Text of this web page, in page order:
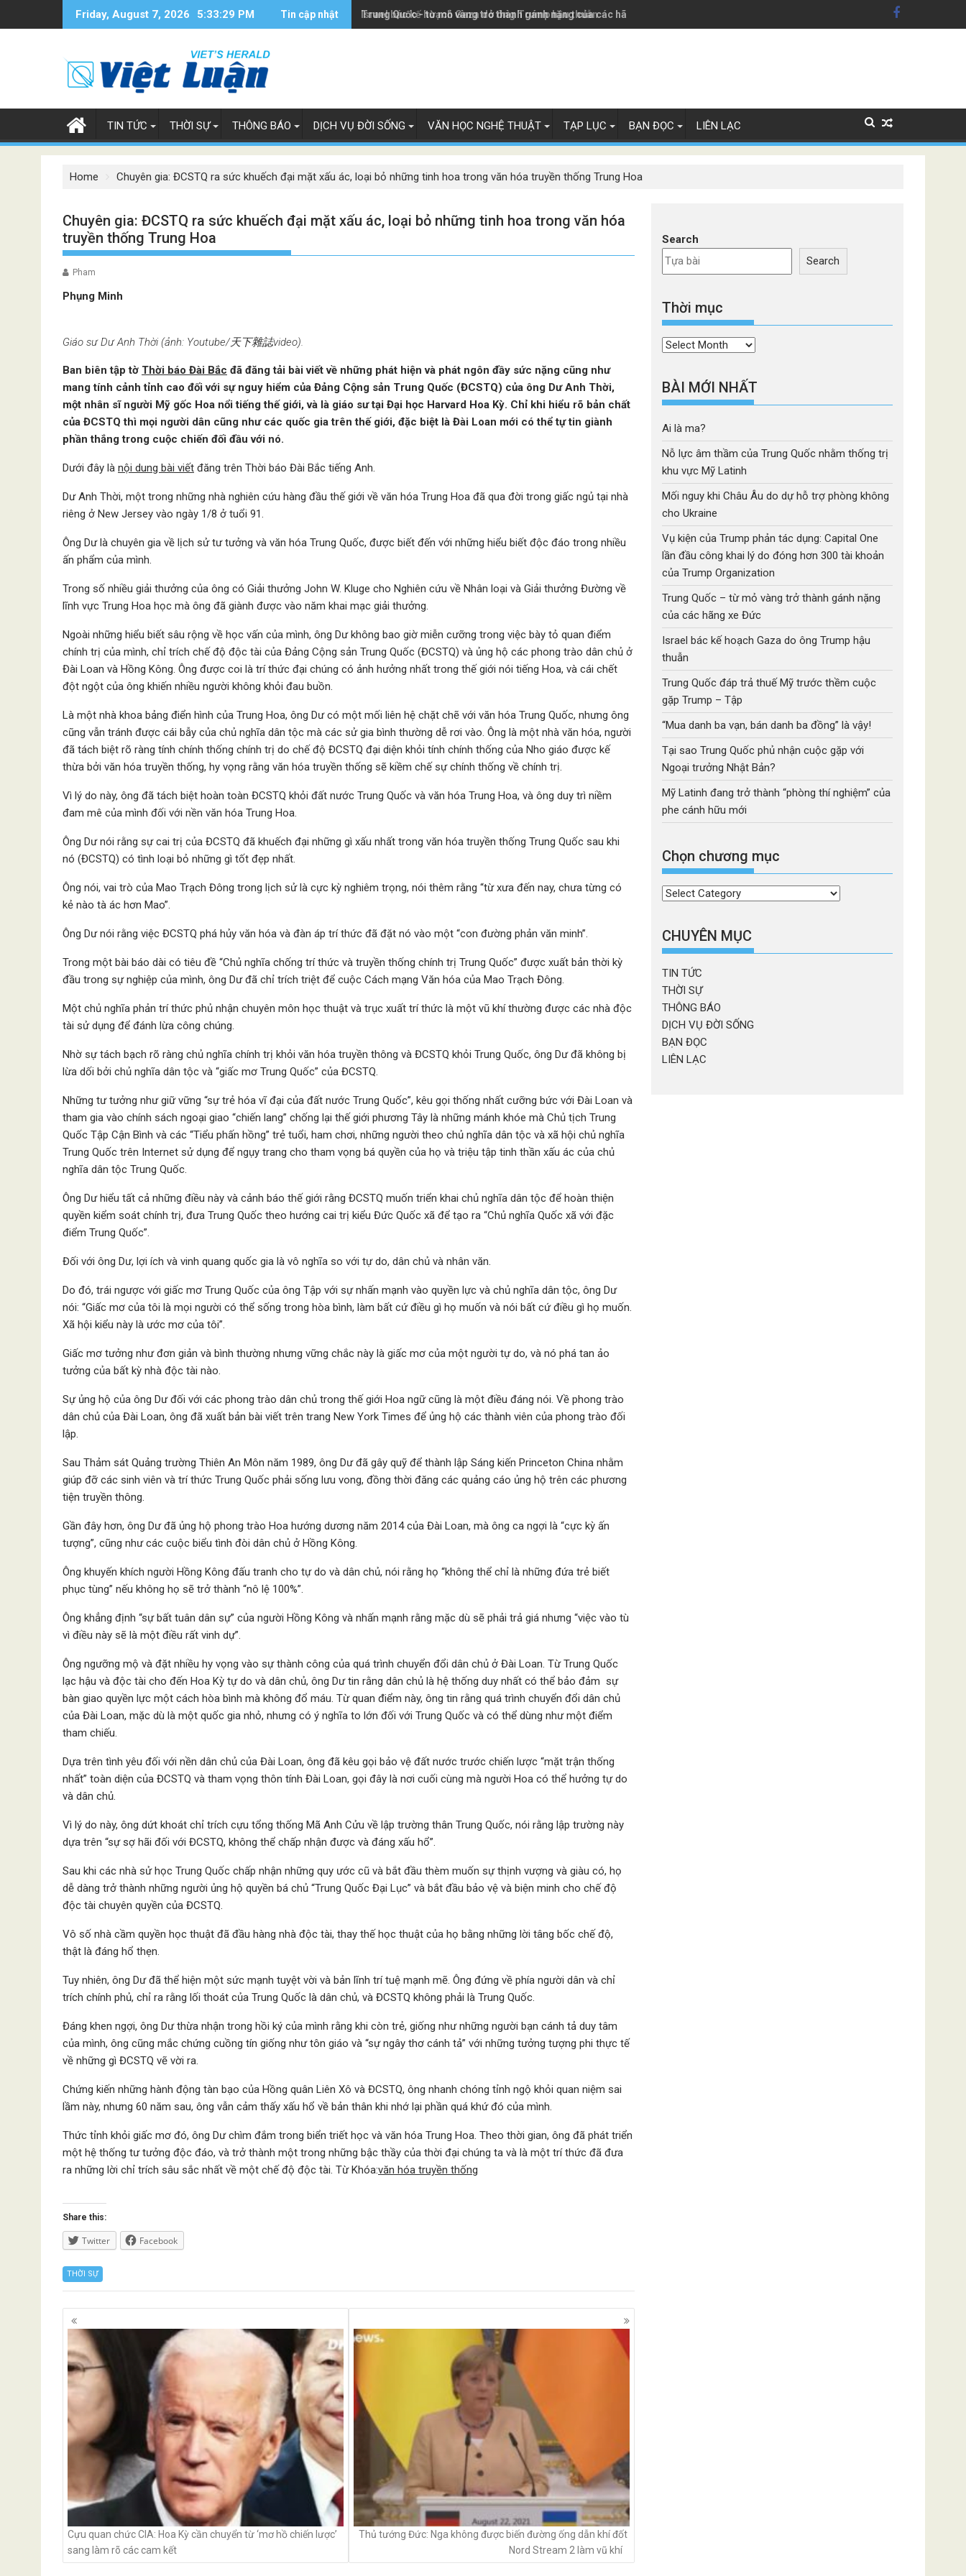
Friday, August 7, 2026 5:33:30 PM Tin cập nhật Trung Quốc - từ mỏ vàng trở thành gánh nặng của các hãng xe Đức
Israel bác kế hoạch Gaza do ông Trump hậu thuẫn
TIN TỨC THỜI SỰ THÔNG BÁO DỊCH VỤ ĐỜI SỐNG VĂN HỌC NGHỆ THUẬT TẠP LỤC BẠN ĐỌC LIÊN LẠC
Home Chuyên gia: ĐCSTQ ra sức khuếch đại mặt xấu ác, loại bỏ những tinh hoa trong văn hóa truyền thống Trung Hoa
Chuyên gia: ĐCSTQ ra sức khuếch đại mặt xấu ác, loại bỏ những tinh hoa trong văn hóa
truyền thống Trung Hoa
Pham
Phụng Minh
Giáo sư Dư Anh Thời (ảnh: Youtube/天下雜誌video).
Ban biên tập tờ Thời báo Đài Bắc đã đăng tải bài viết về những phát hiện và phát ngôn đầy sức nặng cũng như
mang tính cảnh tỉnh cao đối với sự nguy hiểm của Đảng Cộng sản Trung Quốc (ĐCSTQ) của ông Dư Anh Thời,
một nhân sĩ người Mỹ gốc Hoa nổi tiếng thế giới, và là giáo sư tại Đại học Harvard Hoa Kỳ. Chỉ khi hiểu rõ bản chất
của ĐCSTQ thì mọi người dân cũng như các quốc gia trên thế giới, đặc biệt là Đài Loan mới có thể tự tin giành
phần thắng trong cuộc chiến đối đầu với nó.
Dưới đây là nội dung bài viết đăng trên Thời báo Đài Bắc tiếng Anh.
Dư Anh Thời, một trong những nhà nghiên cứu hàng đầu thế giới về văn hóa Trung Hoa đã qua đời trong giấc ngủ tại nhà
riêng ở New Jersey vào ngày 1/8 ở tuổi 91.
Ông Dư là chuyên gia về lịch sử tư tưởng và văn hóa Trung Quốc, được biết đến với những hiểu biết độc đáo trong nhiều
ấn phẩm của mình.
Trong số nhiều giải thưởng của ông có Giải thưởng John W. Kluge cho Nghiên cứu về Nhân loại và Giải thưởng Đường về
lĩnh vực Trung Hoa học mà ông đã giành được vào năm khai mạc giải thưởng.
Ngoài những hiểu biết sâu rộng về học vấn của mình, ông Dư không bao giờ miễn cưỡng trong việc bày tỏ quan điểm
chính trị của mình, chỉ trích chế độ độc tài của Đảng Cộng sản Trung Quốc (ĐCSTQ) và ủng hộ các phong trào dân chủ ở
Đài Loan và Hồng Kông. Ông được coi là trí thức đại chúng có ảnh hưởng nhất trong thế giới nói tiếng Hoa, và cái chết
đột ngột của ông khiến nhiều người không khỏi đau buồn.
Là một nhà khoa bảng điển hình của Trung Hoa, ông Dư có một mối liên hệ chặt chẽ với văn hóa Trung Quốc, nhưng ông
cũng vẫn tránh được cái bẫy của chủ nghĩa dân tộc mà các sử gia bình thường dễ rơi vào. Ông là một nhà văn hóa, người
đã tách biệt rõ ràng tính chính thống chính trị do chế độ ĐCSTQ đại diện khỏi tính chính thống của Nho giáo được kế
thừa bởi văn hóa truyền thống, hy vọng rằng văn hóa truyền thống sẽ kiềm chế sự chính thống về chính trị.
Vì lý do này, ông đã tách biệt hoàn toàn ĐCSTQ khỏi đất nước Trung Quốc và văn hóa Trung Hoa, và ông duy trì niềm
đam mê của mình đối với nền văn hóa Trung Hoa.
Ông Dư nói rằng sự cai trị của ĐCSTQ đã khuếch đại những gì xấu nhất trong văn hóa truyền thống Trung Quốc sau khi
nó (ĐCSTQ) có tình loại bỏ những gì tốt đẹp nhất.
Ông nói, vai trò của Mao Trạch Đông trong lịch sử là cực kỳ nghiêm trọng, nói thêm rằng “từ xưa đến nay, chưa từng có
kẻ nào tà ác hơn Mao”.
Ông Dư nói rằng việc ĐCSTQ phá hủy văn hóa và đàn áp trí thức đã đặt nó vào một “con đường phản văn minh”.
Trong một bài báo dài có tiêu đề “Chủ nghĩa chống trí thức và truyền thống chính trị Trung Quốc” được xuất bản thời kỳ
đầu trong sự nghiệp của mình, ông Dư đã chỉ trích triệt để cuộc Cách mạng Văn hóa của Mao Trạch Đông.
Một chủ nghĩa phản trí thức phủ nhận chuyên môn học thuật và trục xuất trí thức là một vũ khí thường được các nhà độc
tài sử dụng để đánh lừa công chúng.
Nhờ sự tách bạch rõ ràng chủ nghĩa chính trị khỏi văn hóa truyền thông và ĐCSTQ khỏi Trung Quốc, ông Dư đã không bị
lừa dối bởi chủ nghĩa dân tộc và “giấc mơ Trung Quốc” của ĐCSTQ.
Những tư tưởng như giữ vững “sự trẻ hóa vĩ đại của đất nước Trung Quốc”, kêu gọi thống nhất cưỡng bức với Đài Loan và
tham gia vào chính sách ngoại giao “chiến lang” chống lại thế giới phương Tây là những mánh khóe mà Chủ tịch Trung
Quốc Tập Cận Bình và các “Tiểu phấn hồng” trẻ tuổi, ham chơi, những người theo chủ nghĩa dân tộc và xã hội chủ nghĩa
Trung Quốc trên Internet sử dụng để ngụy trang cho tham vọng bá quyền của họ và triệu tập tinh thần xấu ác của chủ
nghĩa dân tộc Trung Quốc.
Ông Dư hiểu tất cả những điều này và cảnh báo thế giới rằng ĐCSTQ muốn triển khai chủ nghĩa dân tộc để hoàn thiện
quyền kiểm soát chính trị, đưa Trung Quốc theo hướng cai trị kiểu Đức Quốc xã để tạo ra “Chủ nghĩa Quốc xã với đặc
điểm Trung Quốc”.
Đối với ông Dư, lợi ích và vinh quang quốc gia là vô nghĩa so với tự do, dân chủ và nhân văn.
Do đó, trái ngược với giấc mơ Trung Quốc của ông Tập với sự nhấn mạnh vào quyền lực và chủ nghĩa dân tộc, ông Dư
nói: “Giấc mơ của tôi là mọi người có thể sống trong hòa bình, làm bất cứ điều gì họ muốn và nói bất cứ điều gì họ muốn.
Xã hội kiểu này là ước mơ của tôi”.
Giấc mơ tưởng như đơn giản và bình thường nhưng vững chắc này là giấc mơ của một người tự do, và nó phá tan ảo
tưởng của bất kỳ nhà độc tài nào.
Sự ủng hộ của ông Dư đối với các phong trào dân chủ trong thế giới Hoa ngữ cũng là một điều đáng nói. Về phong trào
dân chủ của Đài Loan, ông đã xuất bản bài viết trên trang New York Times để ủng hộ các thành viên của phong trào đối
lập.
Sau Thảm sát Quảng trường Thiên An Môn năm 1989, ông Dư đã gây quỹ để thành lập Sáng kiến ​​Princeton China nhằm
giúp đỡ các sinh viên và trí thức Trung Quốc phải sống lưu vong, đồng thời đăng các quảng cáo ủng hộ trên các phương
tiện truyền thông.
Gần đây hơn, ông Dư đã ủng hộ phong trào Hoa hướng dương năm 2014 của Đài Loan, mà ông ca ngợi là “cực kỳ ấn
tượng”, cũng như các cuộc biểu tình đòi dân chủ ở Hồng Kông.
Ông khuyến khích người Hồng Kông đấu tranh cho tự do và dân chủ, nói rằng họ “không thể chỉ là những đứa trẻ biết
phục tùng” nếu không họ sẽ trở thành “nô lệ 100%”.
Ông khẳng định “sự bất tuân dân sự” của người Hồng Kông và nhấn mạnh rằng mặc dù sẽ phải trả giá nhưng “việc vào tù
vì điều này sẽ là một điều rất vinh dự”.
Ông ngưỡng mộ và đặt nhiều hy vọng vào sự thành công của quá trình chuyển đổi dân chủ ở Đài Loan. Từ Trung Quốc
lạc hậu và độc tài cho đến Hoa Kỳ tự do và dân chủ, ông Dư tin rằng dân chủ là hệ thống duy nhất có thể bảo đảm sự
bàn giao quyền lực một cách hòa bình mà không đổ máu. Từ quan điểm này, ông tin rằng quá trình chuyển đổi dân chủ
của Đài Loan, mặc dù là một quốc gia nhỏ, nhưng có ý nghĩa to lớn đối với Trung Quốc và có thể dùng như một điểm
tham chiếu.
Dựa trên tình yêu đối với nền dân chủ của Đài Loan, ông đã kêu gọi bảo vệ đất nước trước chiến lược “mặt trận thống
nhất” toàn diện của ĐCSTQ và tham vọng thôn tính Đài Loan, gọi đây là nơi cuối cùng mà người Hoa có thể hưởng tự do
và dân chủ.
Vì lý do này, ông dứt khoát chỉ trích cựu tổng thống Mã Anh Cửu về lập trường thân Trung Quốc, nói rằng lập trường này
dựa trên “sự sợ hãi đối với ĐCSTQ, không thể chấp nhận được và đáng xấu hổ”.
Sau khi các nhà sử học Trung Quốc chấp nhận những quy ước cũ và bắt đầu thèm muốn sự thịnh vượng và giàu có, họ
dễ dàng trở thành những người ủng hộ quyền bá chủ “Trung Quốc Đại Lục” và bắt đầu bảo vệ và biện minh cho chế độ
độc tài chuyên quyền của ĐCSTQ.
Vô số nhà cầm quyền học thuật đã đầu hàng nhà độc tài, thay thế học thuật của họ bằng những lời tâng bốc chế độ,
thật là đáng hổ thẹn.
Tuy nhiên, ông Dư đã thể hiện một sức mạnh tuyệt vời và bản lĩnh trí tuệ mạnh mẽ. Ông đứng về phía người dân và chỉ
trích chính phủ, chỉ ra rằng lối thoát của Trung Quốc là dân chủ, và ĐCSTQ không phải là Trung Quốc.
Đáng khen ngợi, ông Dư thừa nhận trong hồi ký của mình rằng khi còn trẻ, giống như những người bạn cánh tả duy tâm
của mình, ông cũng mắc chứng cuồng tín giống như tôn giáo và “sự ngây thơ cánh tả” với những tưởng tượng phi thực tế
về những gì ĐCSTQ vẽ vời ra.
Chứng kiến ​​những hành động tàn bạo của Hồng quân Liên Xô và ĐCSTQ, ông nhanh chóng tỉnh ngộ khỏi quan niệm sai
lầm này, nhưng 60 năm sau, ông vẫn cảm thấy xấu hổ về bản thân khi nhớ lại phần quá khứ đó của mình.
Thức tỉnh khỏi giấc mơ đó, ông Dư chìm đắm trong biển triết học và văn hóa Trung Hoa. Theo thời gian, ông đã phát triển
một hệ thống tư tưởng độc đáo, và trở thành một trong những bậc thầy của thời đại chúng ta và là một trí thức đã đưa
ra những lời chỉ trích sâu sắc nhất về một chế độ độc tài. Từ Khóa:văn hóa truyền thống
Share this:
Twitter Facebook
THỜI SỰ
Posts
navigation
Cựu quan chức CIA: Hoa Kỳ cần chuyển từ ‘mơ hồ chiến lược’
sang làm rõ các cam kết
Thủ tướng Đức: Nga không được biến đường ống dẫn khí đốt ​​
Nord Stream 2 làm vũ khí
Search
Search
Thời mục
Thời
BÀI MỚI NHẤT
Ai là ma?
Nỗ lực âm thầm của Trung Quốc nhằm thống trị
khu vực Mỹ Latinh
Mối nguy khi Châu Âu do dự hỗ trợ phòng không
cho Ukraine
Vụ kiện của Trump phản tác dụng: Capital One
lần đầu công khai lý do đóng hơn 300 tài khoản
của Trump Organization
Trung Quốc – từ mỏ vàng trở thành gánh nặng
của các hãng xe Đức
Israel bác kế hoạch Gaza do ông Trump hậu
thuẫn
Trung Quốc đáp trả thuế Mỹ trước thềm cuộc
gặp Trump – Tập
“Mua danh ba vạn, bán danh ba đồng” là vậy!
Tại sao Trung Quốc phủ nhận cuộc gặp với
Ngoại trưởng Nhật Bản?
Mỹ Latinh đang trở thành “phòng thí nghiệm” của
phe cánh hữu mới
Chọn chương mục
Chọn
mục
CHUYÊN MỤC
TIN TỨC
THỜI SỰ
THÔNG BÁO
DỊCH VỤ ĐỜI SỐNG
BẠN ĐỌC
LIÊN LẠC